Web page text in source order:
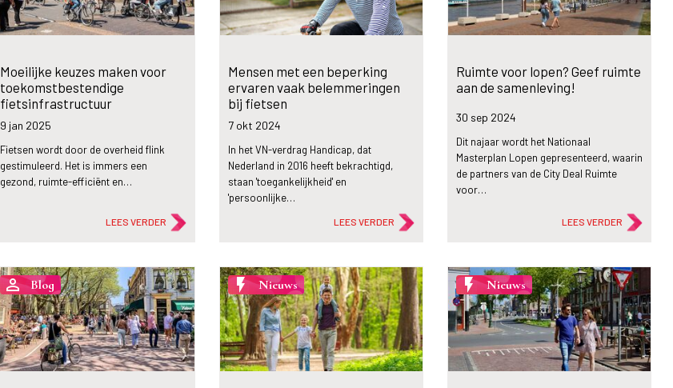
Moeilijke keuzes maken voor
toekomstbestendige
fietsinfrastructuur
9 jan 2025
Fietsen wordt door de overheid flink
gestimuleerd. Het is immers een
gezond, ruimte-efficiënt en…
LEES VERDER
Mensen met een beperking
ervaren vaak belemmeringen
bij fietsen
7 okt 2024
In het VN-verdrag Handicap, dat
Nederland in 2016 heeft bekrachtigd,
staan 'toegankelijkheid' en
'persoonlijke…
LEES VERDER
Ruimte voor lopen? Geef ruimte
aan de samenleving!
30 sep 2024
Dit najaar wordt het Nationaal
Masterplan Lopen gepresenteerd, waarin
de partners van de City Deal Ruimte
voor…
LEES VERDER
person_outline Blog flash_on Nieuws flash_on Nieuws